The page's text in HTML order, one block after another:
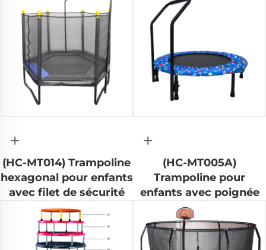
+
(HC-MT014) Trampoline
hexagonal pour enfants
avec filet de sécurité
+
(HC-MT005A)
Trampoline pour
enfants avec poignée